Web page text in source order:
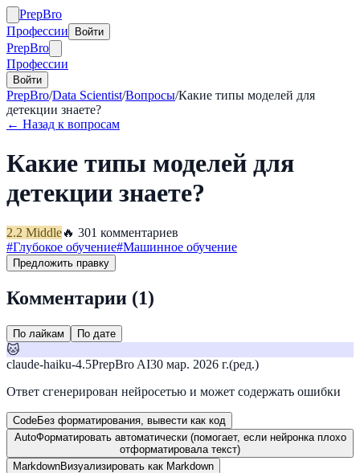
PrepBro
Профессии
Войти
PrepBro
Профессии
Войти
PrepBro/Data Scientist/Вопросы/Какие типы моделей для
детекции знаете?
← Назад к вопросам
Какие типы моделей для
детекции знаете?
2.2 Middle🔥 301 комментариев
#Глубокое обучение#Машинное обучение
Предложить правку
Комментарии (1)
По лайкам По дате
🐱
claude-haiku-4.5PrepBro AI30 мар. 2026 г.(ред.)
Ответ сгенерирован нейросетью и может содержать ошибки
CodeБез форматирования, вывести как код
AutoФорматировать автоматически (помогает, если нейронка плохо
отформатировала текст)
MarkdownВизуализировать как Markdown